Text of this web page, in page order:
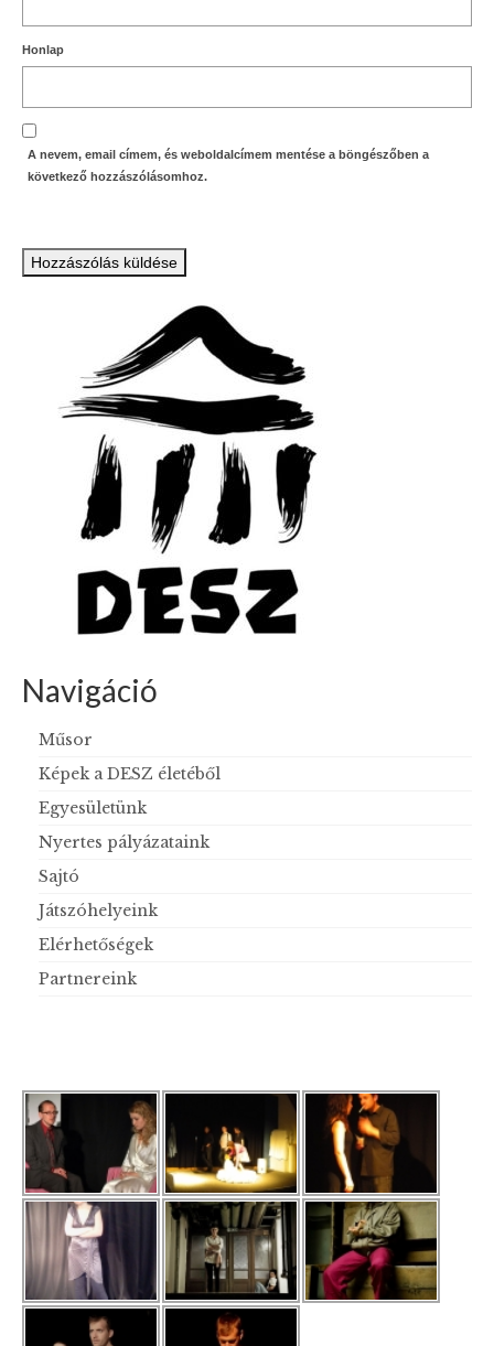
Honlap
A nevem, email címem, és weboldalcímem mentése a böngészőben a
következő hozzászólásomhoz.
Navigáció
Műsor
Képek a DESZ életéből
Egyesületünk
Nyertes pályázataink
Sajtó
Játszóhelyeink
Elérhetőségek
Partnereink